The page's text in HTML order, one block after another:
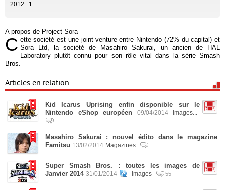
2012 : 1
A propos de Project Sora
C ette société est une joint-venture entre Nintendo (72% du capital) et
Sora Ltd, la société de Masahiro Sakurai, un ancien de HAL
Laboratory plutôt connu pour son rôle vital dans la série Smash
Bros.
Articles en relation
Kid Icarus Uprising enfin disponible sur le
Nintendo eShop européen
09/04/2014 Images...
Masahiro Sakurai : nouvel édito dans le magazine
Famitsu 13/02/2014 Magazines
Super Smash Bros. : toutes les images de
Janvier 2014 31/01/2014 Images 55